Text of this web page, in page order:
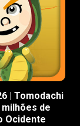
| Tomodachi
de
Ocidente